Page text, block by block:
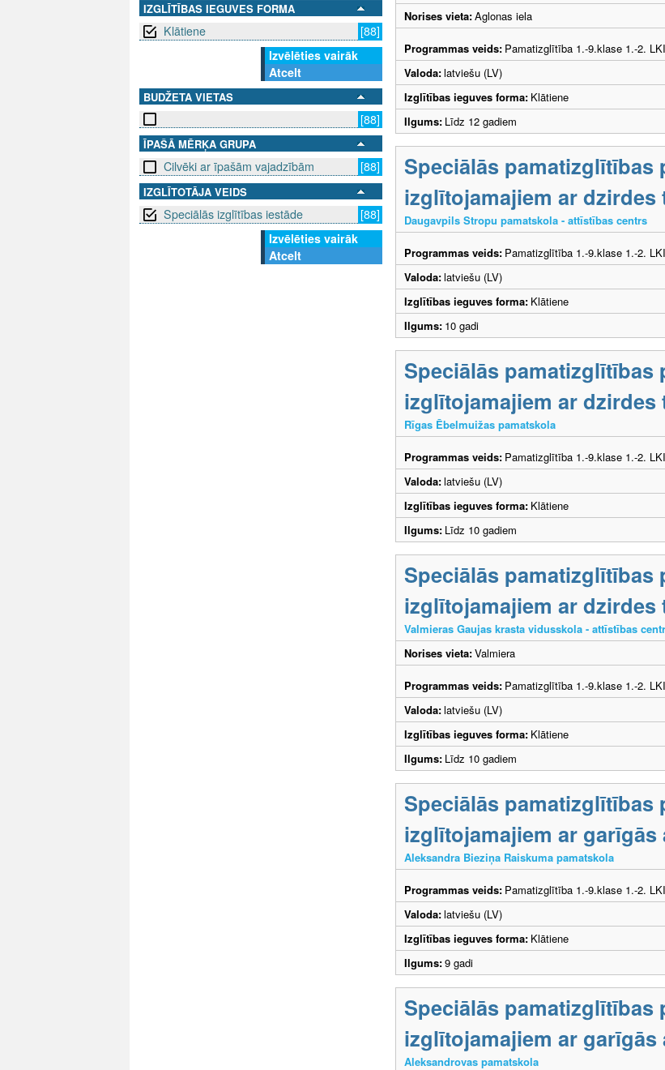
IZGLĪTĪBAS IEGUVES FORMA
Klātiene
[88]
Izvēlēties vairāk
Atcelt
BUDŽETA VIETAS
[88]
ĪPAŠĀ MĒRĶA GRUPA
Cilvēki ar īpašām vajadzībām [88]
IZGLĪTOTĀJA VEIDS
Speciālās izglītības iestāde
[88]
Izvēlēties vairāk
Atcelt
Norises vieta:Aglonas iela
Programmas veids: Pamatizglītība 1.-9.klase 1.-2.
Valoda:latviešu (LV)
Izglītības ieguves forma: Klātiene
Ilgums: Līdz 12 gadiem
Speciālās pamatizglītības
izglītojamajiem ar dzirdes
Daugavpils Stropu pamatskola - attīstības centrs
Programmas veids: Pamatizglītība 1.-9.klase 1.-2.
Valoda:latviešu (LV)
Izglītības ieguves forma: Klātiene
Ilgums: 10 gadi
Speciālās pamatizglītības
izglītojamajiem ar dzirdes
Rīgas Ēbelmuižas pamatskola
Programmas veids: Pamatizglītība 1.-9.klase 1.-2.
Valoda:latviešu (LV)
Izglītības ieguves forma: Klātiene
Ilgums: Līdz 10 gadiem
Speciālās pamatizglītības
izglītojamajiem ar dzirdes
Valmieras Gaujas krasta vidusskola - attīstības
Norises vieta:Valmiera
Programmas veids: Pamatizglītība 1.-9.klase 1.-2.
Valoda:latviešu (LV)
Izglītības ieguves forma: Klātiene
Ilgums: Līdz 10 gadiem
Speciālās pamatizglītības
izglītojamajiem ar
Aleksandra Bieziņa Raiskuma pamatskola
Programmas veids: Pamatizglītība 1.-9.klase 1.-2.
Valoda:latviešu (LV)
Izglītības ieguves forma: Klātiene
Ilgums:9 gadi
Speciālās pamatizglītības
izglītojamajiem ar
Aleksandrovas pamatskola